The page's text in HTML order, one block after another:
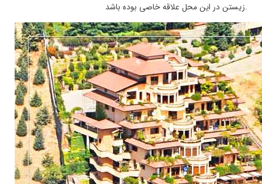
زیستن در این محل علاقه خاصی بوده باشد.